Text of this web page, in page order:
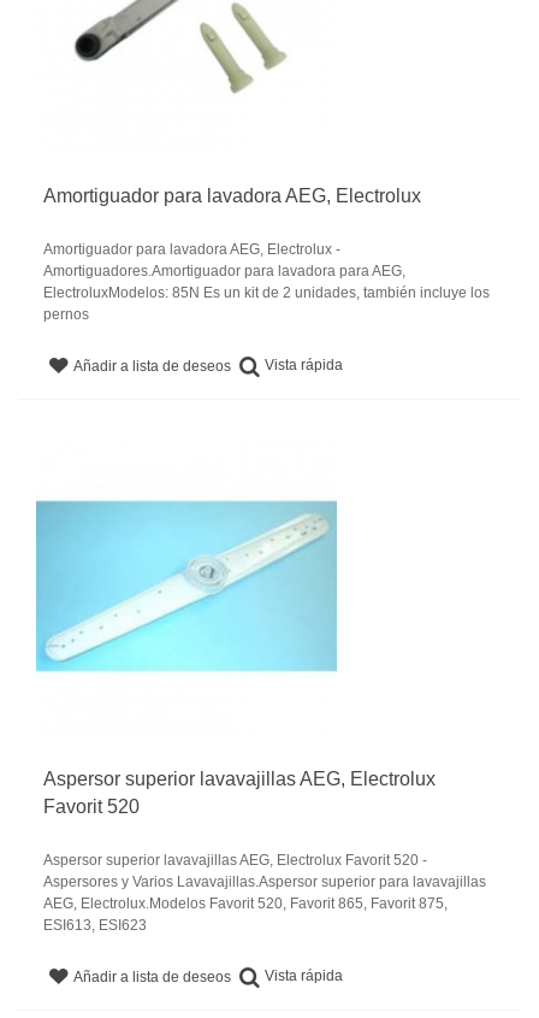
Amortiguador para lavadora AEG, Electrolux
Amortiguador para lavadora AEG, Electrolux -
Amortiguadores.Amortiguador para lavadora para AEG,
ElectroluxModelos: 85N Es un kit de 2 unidades, también incluye los
pernos
Añadir a lista de deseos Vista rápida
Aspersor superior lavavajillas AEG, Electrolux
Favorit 520
Aspersor superior lavavajillas AEG, Electrolux Favorit 520 -
Aspersores y Varios Lavavajillas.Aspersor superior para lavavajillas
AEG, Electrolux.Modelos Favorit 520, Favorit 865, Favorit 875,
ESI613, ESI623
Añadir a lista de deseos Vista rápida